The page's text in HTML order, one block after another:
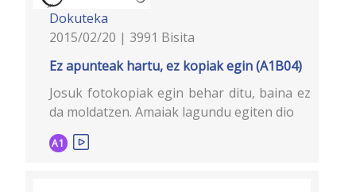
Dokuteka
2015/02/20 | 3991 Bisita
Ez apunteak hartu, ez kopiak egin (A1B04)
Josuk fotokopiak egin behar ditu, baina ez
da moldatzen. Amaiak lagundu egiten dio
A1